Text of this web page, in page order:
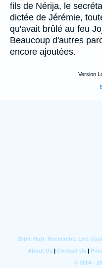
fils de Nérija, le
dictée de Jérémie,
qu'avait brûlé au feu
Beaucoup d'autres
encore ajoutées.
Version